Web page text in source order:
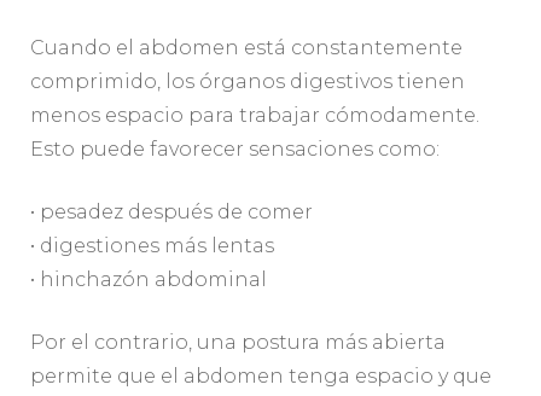
Cuando el abdomen está constantemente
comprimido, los órganos digestivos tienen
menos espacio para trabajar cómodamente.
Esto puede favorecer sensaciones como:
• pesadez después de comer
• digestiones más lentas
• hinchazón abdominal
Por el contrario, una postura más abierta
permite que el abdomen tenga espacio y que